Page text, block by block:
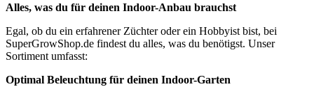
Alles, was du für deinen Indoor-Anbau brauchst
Egal, ob du ein erfahrener Züchter oder ein Hobbyist bist, bei
SuperGrowShop.de findest du alles, was du benötigst. Unser
Sortiment umfasst:
Optimal Beleuchtung für deinen Indoor-Garten